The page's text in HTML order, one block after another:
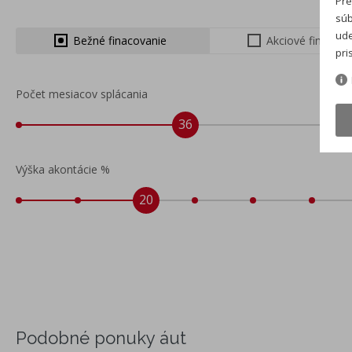
Bežné finacovanie Akciové
Počet mesiacov splácania
36
Výška akontácie %
20
Podobné ponuky áut